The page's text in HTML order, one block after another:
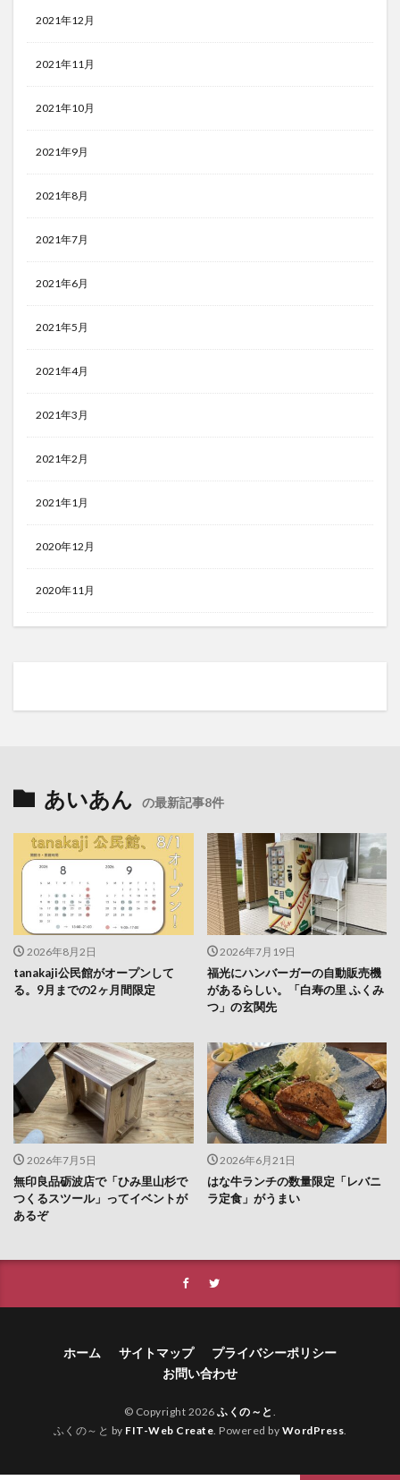
2021年12月
2021年11月
2021年10月
2021年9月
2021年8月
2021年7月
2021年6月
2021年5月
2021年4月
2021年3月
2021年2月
2021年1月
2020年12月
2020年11月
あいあん の最新記事8件
2026年8月2日
tanakaji公民館がオープンして
る。9月までの2ヶ月間限定
2026年7月19日
福光にハンバーガーの自動販売機
があるらしい。「白寿の里 ふくみ
つ」の玄関先
2026年7月5日
無印良品砺波店で「ひみ里山杉で
つくるスツール」ってイベントが
あるぞ
2026年6月21日
はな牛ランチの数量限定「レバニ
ラ定食」がうまい
ホーム サイトマップ
プライバシーポリシー
お問い合わせ
© Copyright 2026ふくの～と .
ふくの～と by FIT-Web Create. Powered by WordPress.